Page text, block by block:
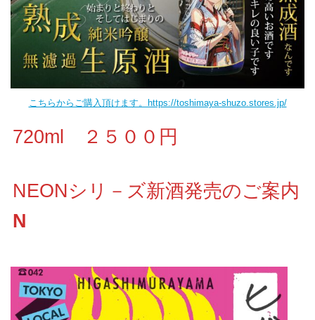
こちらからご購入頂けます。https://toshimaya-shuzo.stores.jp/
720ml ２５００円
NEONシリ－ズ新酒発売のご案内
N